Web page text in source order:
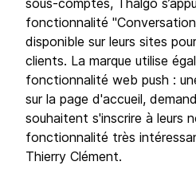
fonctionnalité
disponible sur leurs sites
clients. La marque utilise
fonctionnalité web push :
sur la page d'accueil,
souhaitent s'inscrire à leurs
fonctionnalité très
Thierry Clément.